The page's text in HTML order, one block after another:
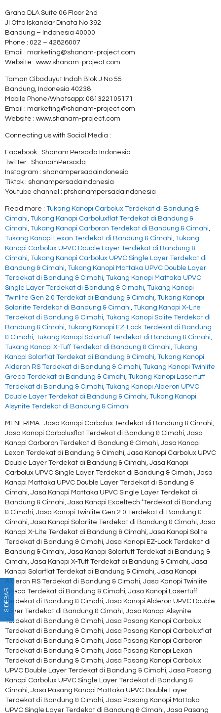
Graha DLA Suite 06 Floor 2nd
Jl Otto Iskandar Dinata No 392
Bandung – Indonesia 40000
Phone : 022 – 42826007
Email : marketing@shanam-project.com
Website : www.shanam-project.com
Taman Cibaduyut Indah Blok J No 55
Bandung, Indonesia 40238
Mobile Phone/Whatsapp: 081322105171
Email : marketing@shanam-project.com
Website : www.shanam-project.com
Connecting us with Social Media :
Facebook : Shanam Persada Indonesia
Twitter : ShanamPersada
Instagram : shanampersadaindonesia
Tiktok : shanampersadaindonesia
Youtube channel : ptshanampersadaindonesia
Read more : Tukang Kanopi Carbolux Terdekat di Bandung &
Cimahi, Tukang Kanopi Carboluxflat Terdekat di Bandung &
Cimahi, Tukang Kanopi Carboron Terdekat di Bandung & Cimahi,
Tukang Kanopi Lexan Terdekat di Bandung & Cimahi, Tukang
Kanopi Carbolux UPVC Double Layer Terdekat di Bandung &
Cimahi, Tukang Kanopi Carbolux UPVC Single Layer Terdekat di
Bandung & Cimahi, Tukang Kanopi Mattaka UPVC Double Layer
Terdekat di Bandung & Cimahi, Tukang Kanopi Mattaka UPVC
Single Layer Terdekat di Bandung & Cimahi, Tukang Kanopi
Twinlite Gen 2.0 Terdekat di Bandung & Cimahi, Tukang Kanopi
Solarlite Terdekat di Bandung & Cimahi, Tukang Kanopi X-Lite
Terdekat di Bandung & Cimahi, Tukang Kanopi Solite Terdekat di
Bandung & Cimahi, Tukang Kanopi EZ-Lock Terdekat di Bandung
& Cimahi, Tukang Kanopi Solartuff Terdekat di Bandung & Cimahi,
Tukang Kanopi X-Tuff Terdekat di Bandung & Cimahi, Tukang
Kanopi Solarflat Terdekat di Bandung & Cimahi, Tukang Kanopi
Alderon RS Terdekat di Bandung & Cimahi, Tukang Kanopi Twinlite
Greca Terdekat di Bandung & Cimahi, Tukang Kanopi Lasertuff
Terdekat di Bandung & Cimahi, Tukang Kanopi Alderon UPVC
Double Layer Terdekat di Bandung & Cimahi, Tukang Kanopi
Alsynite Terdekat di Bandung & Cimahi
MENERIMA : Jasa Kanopi Carbolux Terdekat di Bandung & Cimahi,
Jasa Kanopi Carboluxflat Terdekat di Bandung & Cimahi, Jasa
Kanopi Carboron Terdekat di Bandung & Cimahi, Jasa Kanopi
Lexan Terdekat di Bandung & Cimahi, Jasa Kanopi Carbolux UPVC
Double Layer Terdekat di Bandung & Cimahi, Jasa Kanopi
Carbolux UPVC Single Layer Terdekat di Bandung & Cimahi, Jasa
Kanopi Mattaka UPVC Double Layer Terdekat di Bandung &
Cimahi, Jasa Kanopi Mattaka UPVC Single Layer Terdekat di
Bandung & Cimahi, Jasa Kanopi Exceltech ‘Terdekat di Bandung
& Cimahi, Jasa Kanopi Twinlite Gen 2.0 Terdekat di Bandung &
Cimahi, Jasa Kanopi Solarlite Terdekat di Bandung & Cimahi, Jasa
Kanopi X-Lite Terdekat di Bandung & Cimahi, Jasa Kanopi Solite
Terdekat di Bandung & Cimahi, Jasa Kanopi EZ-Lock Terdekat di
Bandung & Cimahi, Jasa Kanopi Solartuff Terdekat di Bandung &
Cimahi, Jasa Kanopi X-Tuff Terdekat di Bandung & Cimahi, Jasa
Kanopi Solarflat Terdekat di Bandung & Cimahi, Jasa Kanopi
Alderon RS Terdekat di Bandung & Cimahi, Jasa Kanopi Twinlite
Greca Terdekat di Bandung & Cimahi, Jasa Kanopi Lasertuff
Terdekat di Bandung & Cimahi, Jasa Kanopi Alderon UPVC Double
Layer Terdekat di Bandung & Cimahi, Jasa Kanopi Alsynite
Terdekat di Bandung & Cimahi, Jasa Pasang Kanopi Carbolux
Terdekat di Bandung & Cimahi, Jasa Pasang Kanopi Carboluxflat
Terdekat di Bandung & Cimahi, Jasa Pasang Kanopi Carboron
Terdekat di Bandung & Cimahi, Jasa Pasang Kanopi Lexan
Terdekat di Bandung & Cimahi, Jasa Pasang Kanopi Carbolux
UPVC Double Layer Terdekat di Bandung & Cimahi, Jasa Pasang
Kanopi Carbolux UPVC Single Layer Terdekat di Bandung &
Cimahi, Jasa Pasang Kanopi Mattaka UPVC Double Layer
Terdekat di Bandung & Cimahi, Jasa Pasang Kanopi Mattaka
UPVC Single Layer Terdekat di Bandung & Cimahi, Jasa Pasang
SIDEBAR